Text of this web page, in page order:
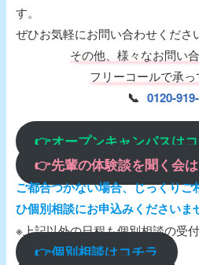
す。
ぜひお気軽にお問い合わせくださ
その他、様々なお問い
フリーコールで承
📞 0120-
👉オープンキャンパスは
👉先輩の体験談を聞く会
ご都合つかない場合、じっくり
ひ個別相談にお申込みくださいま
※上記以外の日程も個別相談の受
👉個別相談はコチラ